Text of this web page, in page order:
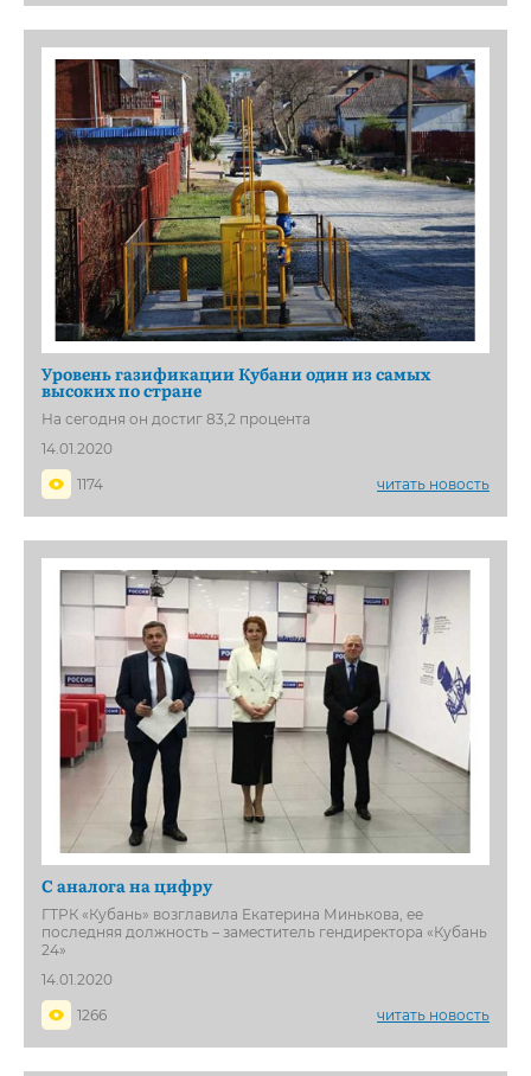
Уровень газификации Кубани один из самых
высоких по стране
На сегодня он достиг 83,2 процента
14.01.2020
1174
читать новость
С аналога на цифру
ГТРК «Кубань» возглавила Екатерина Минькова, ее
последняя должность – заместитель гендиректора «Кубань
24»
14.01.2020
1266
читать новость